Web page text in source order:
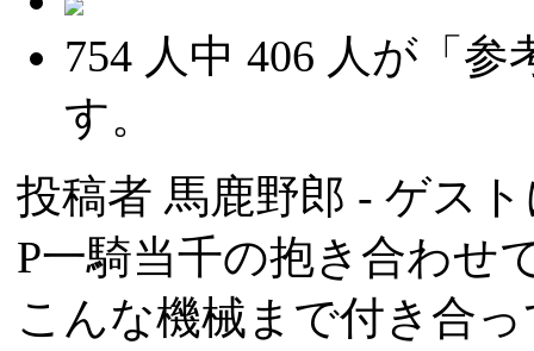
754 人中 406 人が「参
す。
投稿者 馬鹿野郎 - ゲス
P一騎当千の抱き合わせ
こんな機械まで付き合